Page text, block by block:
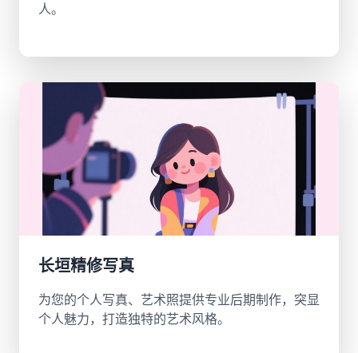
人。
长垣精修写真
为您的个人写真、艺术照提供专业后期制作，突显
个人魅力，打造独特的艺术风格。